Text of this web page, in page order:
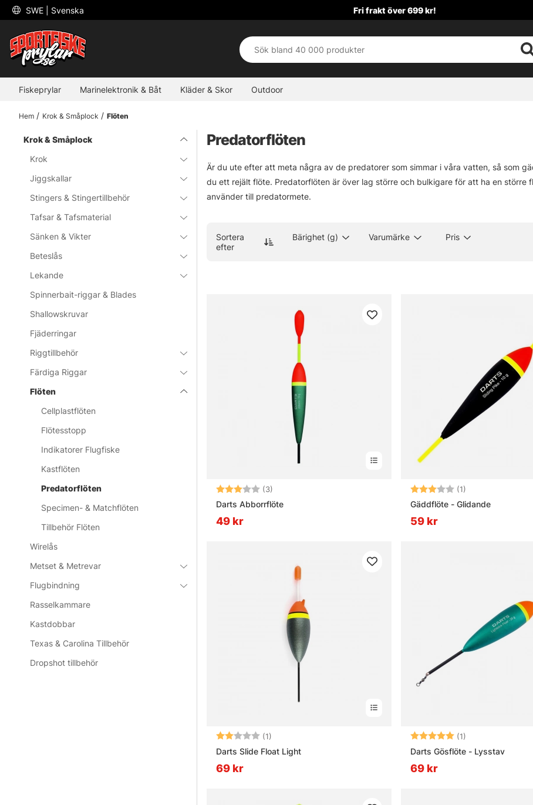
SWE | Svenska Fri frakt över 699 kr!
Fiskeprylar Marinelektronik & Båt Kläder & Skor Outdoor
Hem Krok & Småplock Flöten
Krok & Småplock
Krok
Jiggskallar
Stingers & Stingertillbehör
Tafsar & Tafsmaterial
Sänken & Vikter
Beteslås
Lekande
Spinnerbait-riggar & Blades
Shallowskruvar
Fjäderringar
Riggtillbehör
Färdiga Riggar
Flöten
Cellplastflöten
Flötesstopp
Indikatorer Flugfiske
Kastflöten
Predatorflöten
Specimen- & Matchflöten
Tillbehör Flöten
Wirelås
Metset & Metrevar
Flugbindning
Rasselkammare
Kastdobbar
Texas & Carolina Tillbehör
Dropshot tillbehör
Predatorflöten
Är du ute efter att meta några av de predatorer som simmar i våra vatten, så som
du ett rejält flöte. Predatorflöten är över lag större och bulkigare för att ha en
använder till predatormete.
Sortera
efter
Bärighet (g) Varumärke Pris
Betyg: (3)
Darts Abborrflöte
49 kr
Betyg: (1)
Gäddflöte - Glidande
59 kr
Betyg: (1)
Darts Slide Float Light
69 kr
Betyg: (1)
Darts Gösflöte - Lysstav
69 kr